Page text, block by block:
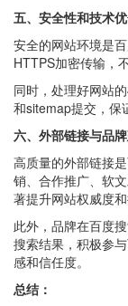
五、安全性和技术
安全的网站环境是
HTTPS加密传输，
同时，处理好网站
和sitemap提交，保
六、外部链接与品
高质量的外部链接
销、合作推广、软
著提升网站权威度和
此外，品牌在百度
搜索结果，积极参
感和信任度。
总结：